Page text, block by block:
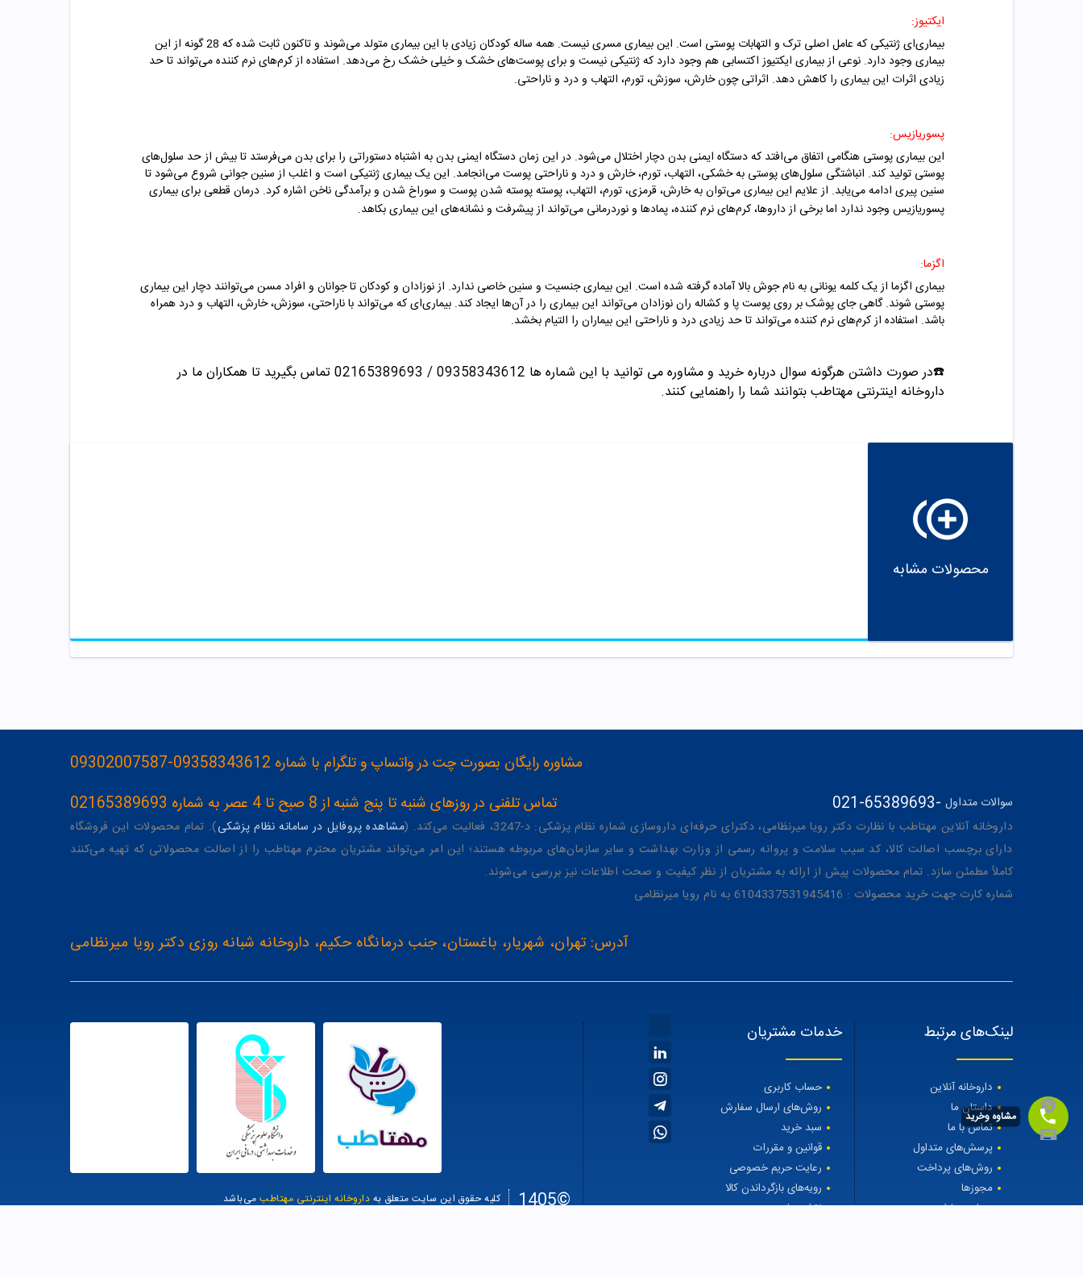
ایکتیوز:
بیماری‌ای ژنتیکی که عامل اصلی ترک و التهابات پوستی است. این بیماری مسری نیست. همه ساله کودکان زیادی با این بیماری متولد می‌شوند و تاکنون ثابت شده که 28 گونه از این
بیماری وجود دارد. نوعی از بیماری ایکتیوز اکتسابی هم وجود دارد که ژنتیکی نیست و برای پوست‌های خشک و خیلی خشک رخ می‌دهد. استفاده از کرم‌های نرم کننده می‌تواند تا حد
زیادی اثرات این بیماری را کاهش دهد. اثراتی چون خارش، سوزش، تورم، التهاب و درد و ناراحتی.
پسوریازیس:
این بیماری پوستی هنگامی اتفاق می‌افتد که دستگاه ایمنی بدن دچار اختلال می‌شود. در این زمان دستگاه ایمنی بدن به اشتباه دستوراتی را برای بدن می‌فرستد تا بیش از حد سلول‌های
پوستی تولید کند. انباشتگی سلول‌های پوستی به خشکی، التهاب، تورم، خارش و درد و ناراحتی پوست می‌انجامد. این یک بیماری ژنتیکی است و اغلب از سنین جوانی شروع می‌شود تا
سنین پیری ادامه می‌یابد. از علایم این بیماری می‌توان به خارش، قرمزی، تورم، التهاب، پوسته پوسته شدن پوست و سوراخ شدن و برآمدگی ناخن اشاره کرد. درمان قطعی برای بیماری
پسوریازیس وجود ندارد اما برخی از داروها، کرم‌های نرم کننده، پمادها و نوردرمانی می‌تواند از پیشرفت و نشانه‌های این بیماری بکاهد.
اگزما:
بیماری اگزما از یک کلمه یونانی به نام جوش بالا آماده گرفته شده است. این بیماری جنسیت و سنین خاصی ندارد. از نوزادان و کودکان تا جوانان و افراد مسن می‌توانند دچار این بیماری
پوستی شوند. گاهی جای پوشک بر روی پوست پا و کشاله ران نوزادان می‌تواند این بیماری را در آن‌ها ایجاد کند. بیماری‌ای که می‌تواند با ناراحتی، سوزش، خارش، التهاب و درد همراه
باشد. استفاده از کرم‌های نرم کننده می‌تواند تا حد زیادی درد و ناراحتی این بیماران را التیام بخشد.
☎️در صورت داشتن هرگونه سوال درباره خرید و مشاوره می توانید با این شماره ها 09358343612 / 02165389693
تماس بگیرید تا همکاران ما در
داروخانه اینترنتی مهتاطب بتوانند شما را راهنمایی کنند.
محصولات مشابه
مشاوره رایگان بصورت چت در واتساپ و تلگرام با شماره 09358343612-09302007587
تماس تلفنی در روزهای شنبه تا پنج شنبه از 8 صبح تا 4 عصر به شماره 02165389693
021-65389693 سوالات متداول -
داروخانه آنلاین مهتاطب با نظارت دکتر رویا میرنظامی، دکترای حرفه‌ای داروسازی شماره نظام پزشکی: د-3247، فعالیت می‌کند. ( مشاهده پروفایل در سامانه نظام پزشکی). تمام محصولات این فروشگاه
دارای برچسب اصالت کالا، کد سیب سلامت و پروانه رسمی از وزارت بهداشت و سایر سازمان‌های مربوطه هستند؛ این امر می‌تواند مشتریان محترم مهتاطب را از اصالت محصولاتی که تهیه می‌کنند
کاملاً مطمئن سازد. تمام محصولات پیش از ارائه به مشتریان از نظر کیفیت و صحت اطلاعات نیز بررسی می‌شوند.
شماره کارت جهت خرید محصولات : 6104337531945416 به نام رویا میرنظامی
آدرس: تهران، شهریار، باغستان، جنب درمانگاه حکیم، داروخانه شبانه روزی دکتر رویا میرنظامی
لینک‌های مرتبط
داروخانه آنلاین
داستان ما
تماس با ما
پرسش‌های متداول
روش‌های پرداخت
مجوزها
مجله مهتاطب
خدمات مشتریان
حساب کاربری
روش‌های ارسال سفارش
سبد خرید
قوانین و مقررات
رعایت حریم خصوصی
رویه‌های بازگرداندن کالا
نقشه سایت
©1405 کلیه حقوق این سایت متعلق به داروخانه اینترنتی مهتاطب می‌باشد
مشاوه وخرید